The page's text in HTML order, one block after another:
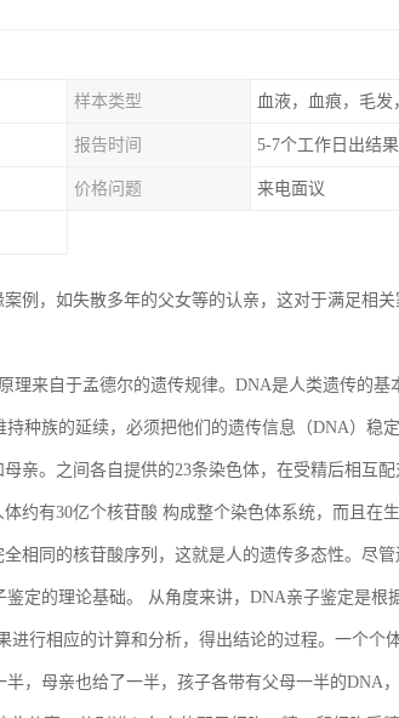
样本类型 血液，血痕，毛
报告时间 5-7个工作日出结果
价格问题 来电面议
例，如失散多年的父女等的认亲，这对于满足相
理来自于孟德尔的遗传规律。DNA是人类遗传的基
种族的延续，必须把他们的遗传信息（DNA）稳
亲。之间各自提供的23条染色体，在受精后相互
约有30亿个核苷酸 构成整个染色体系统，而且在
相同的核苷酸序列，这就是人的遗传多态性。尽
定的理论基础。 从角度来讲，DNA亲子鉴定是根
行相应的计算和分析，得出结论的过程。一个个
，母亲也给了一半，孩子各带有父母一半的DNA